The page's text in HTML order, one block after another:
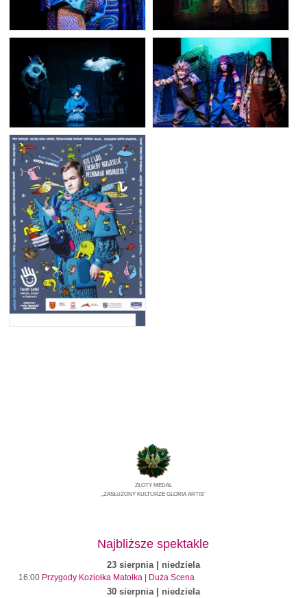
ZŁOTY MEDAL
„ZASŁUŻONY KULTURZE GLORIA ARTIS”
Najbliższe spektakle
23 sierpnia | niedziela
16:00 Przygody Koziołka Matołka | Duża Scena
30 sierpnia | niedziela